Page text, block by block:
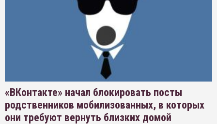
«ВКонтакте» начал блокировать посты
родственников мобилизованных, в которых
они требуют вернуть близких домой